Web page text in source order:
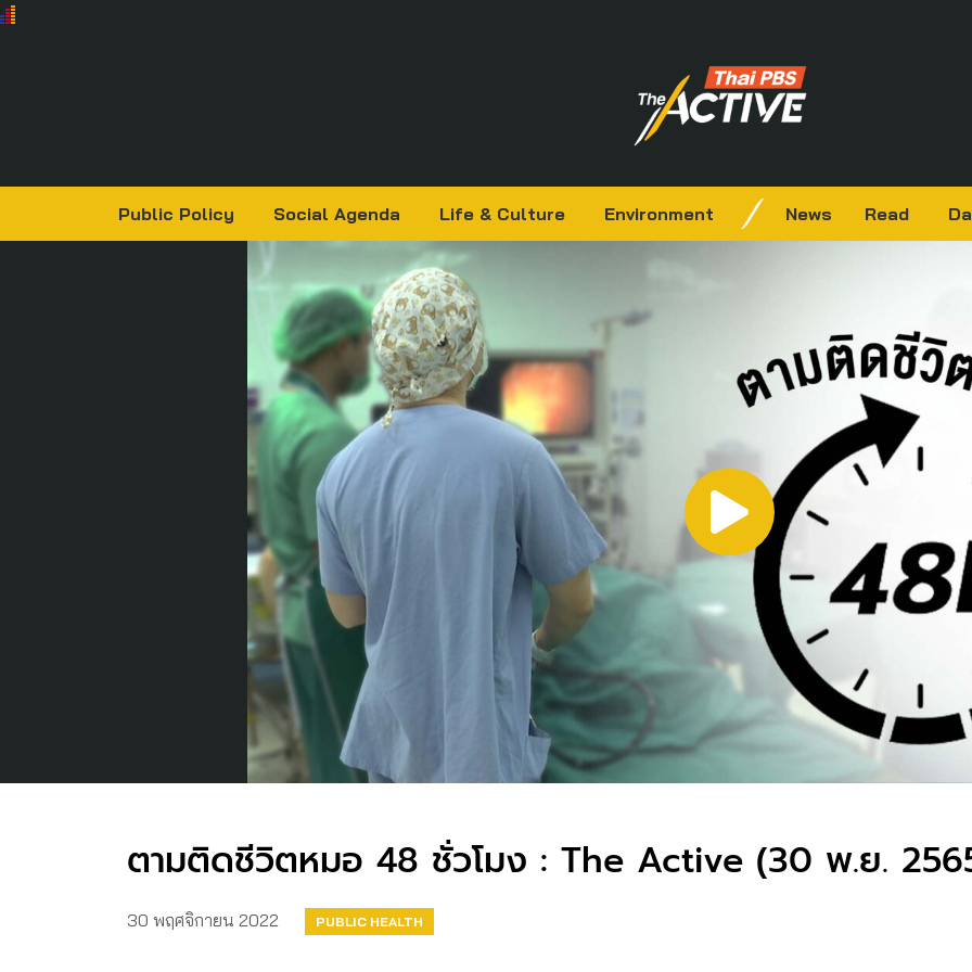
Public Policy Social Agenda Life & Culture Environment News Read
ตามติดชีวิตหมอ 48 ชั่วโมง : The Active (30 พ.ย.
30 พฤศจิกายน 2022 PUBLIC HEALTH